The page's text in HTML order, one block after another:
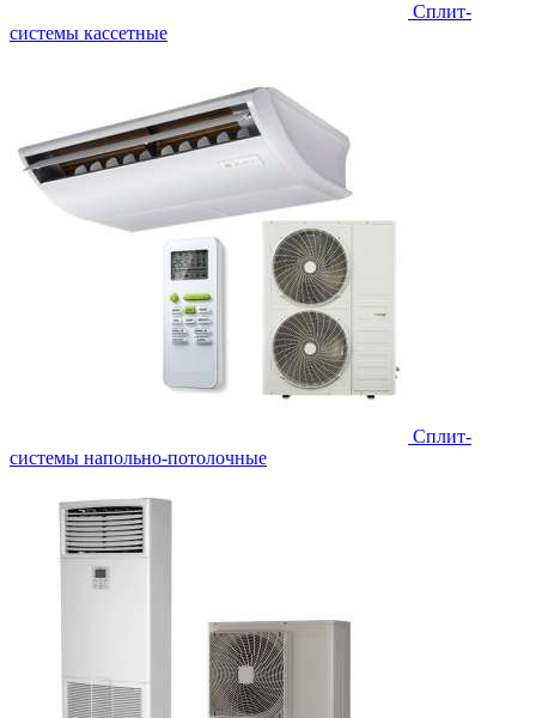
Сплит-
системы кассетные
Сплит-
системы напольно-потолочные